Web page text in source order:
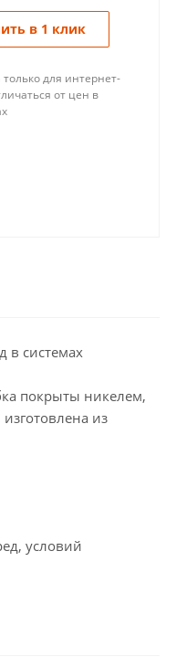
в 1 клик
для интернет-
от цен в
в системах
покрыты никелем,
из
условий